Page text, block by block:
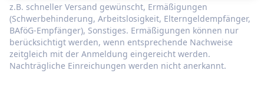
z.B. schneller Versand gewünscht, Ermäßigungen
(Schwerbehinderung, Arbeitslosigkeit, Elterngeldempfänger,
BAföG-Empfänger), Sonstiges. Ermäßigungen können nur
berücksichtigt werden, wenn entsprechende Nachweise
zeitgleich mit der Anmeldung eingereicht werden.
Nachträgliche Einreichungen werden nicht anerkannt.